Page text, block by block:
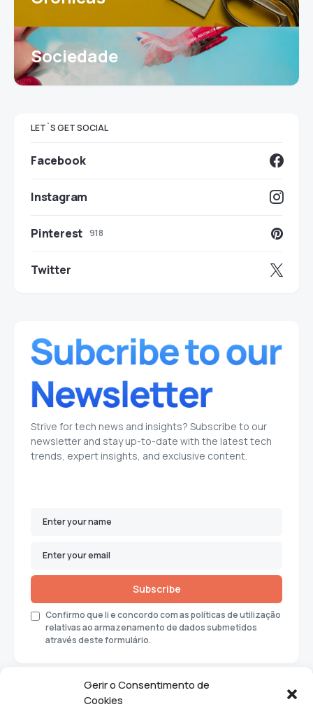
Gerir o Consentimento de
Cookies
Sociedade
LET`S GET SOCIAL
Facebook
Instagram
Pinterest 918
Twitter
Strive for tech news and insights? Subscribe to our
newsletter and stay up-to-date with the latest tech
trends, expert insights, and exclusive content.
Subscribe
Confirmo que li e concordo com as políticas de utilização
relativas ao armazenamento de dados submetidos
através deste formulário.